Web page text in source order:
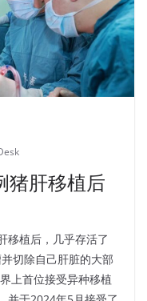
猪肝移植后
移植后，几乎存活了
切除自己肝脏的大部
上首位接受异种移植